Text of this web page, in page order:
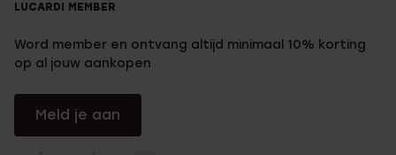
LUCARDI MEMBER
Word member en ontvang altijd minimaal 10% korting
op al jouw aankopen
Meld je aan